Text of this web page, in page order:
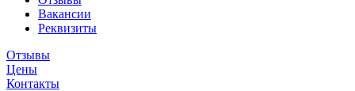
Вакансии
Реквизиты
Отзывы
Цены
Контакты